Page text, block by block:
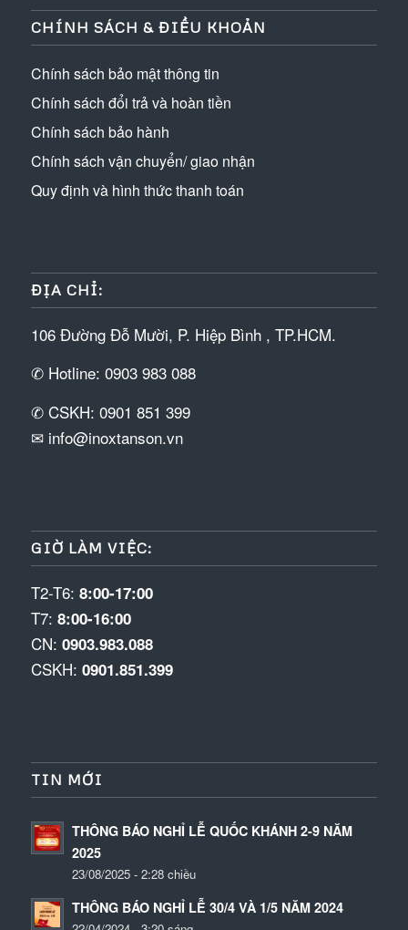
CHÍNH SÁCH & ĐIỀU KHOẢN
Chính sách bảo mật thông tin
Chính sách đổi trả và hoàn tiền
Chính sách bảo hành
Chính sách vận chuyển/ giao nhận
Quy định và hình thức thanh toán
ĐỊA CHỈ:
106 Đường Đỗ Mười, P. Hiệp Bình , TP.HCM.
✆ Hotline: 0903 983 088
✆ CSKH: 0901 851 399
✉ info@inoxtanson.vn
GIỜ LÀM VIỆC:
T2-T6: 8:00-17:00
T7: 8:00-16:00
CN: 0903.983.088
CSKH: 0901.851.399
TIN MỚI
THÔNG BÁO NGHỈ LỄ QUỐC KHÁNH 2-9 NĂM
2025
23/08/2025 - 2:28 chiều
THÔNG BÁO NGHỈ LỄ 30/4 VÀ 1/5 NĂM 2024